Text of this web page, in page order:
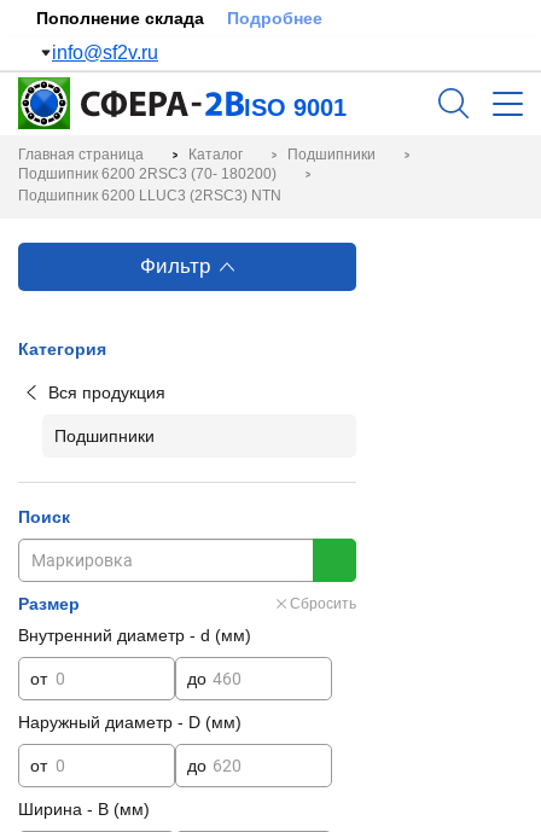
Пополнение склада Подробнее
info@sf2v.ru
ISO 9001
Главная страница Каталог
Подшипники
Подшипник 6200 2RSC3 (70- 180200)
Подшипник 6200 LLUC3 (2RSC3) NTN
Фильтр
Категория
Вся продукция
Подшипники
Поиск
Размер Сбросить
Внутренний диаметр - d (мм)
от до
Наружный диаметр - D (мм)
от до
Ширина - B (мм)